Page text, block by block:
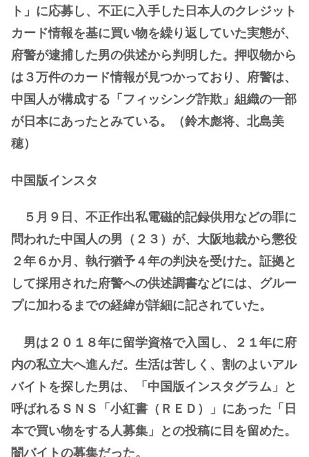
ト」に応募し、不正に入手した日本人のクレジット
カード情報を基に買い物を繰り返していた実態が、
府警が逮捕した男の供述から判明した。押収物から
は３万件のカード情報が見つかっており、府警は、
中国人が構成する「フィッシング詐欺」組織の一部
が日本にあったとみている。（鈴木彪将、北島美
穂）
中国版インスタ
５月９日、不正作出私電磁的記録供用などの罪に
問われた中国人の男（２３）が、大阪地裁から懲役
２年６か月、執行猶予４年の判決を受けた。証拠と
して採用された府警への供述調書などには、グルー
プに加わるまでの経緯が詳細に記されていた。
男は２０１８年に留学資格で入国し、２１年に府
内の私立大へ進んだ。生活は苦しく、割のよいアル
バイトを探した男は、「中国版インスタグラム」と
呼ばれるＳＮＳ「小紅書（ＲＥＤ）」にあった「日
本で買い物をする人募集」との投稿に目を留めた。
闇バイトの募集だった。